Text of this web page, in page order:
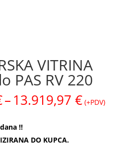
VITRINA
PAS RV 220
–13.919,97 €Raspon
cijena:
(+PDV)
!!
DO KUPCA.